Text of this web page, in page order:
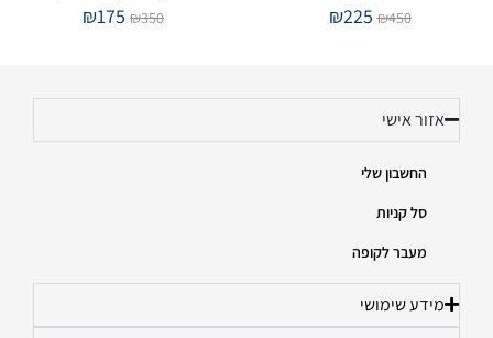
₪450
₪225
₪350
₪175
אזור אישי
החשבון שלי
סל קניות
מעבר לקופה
מידע שימושי